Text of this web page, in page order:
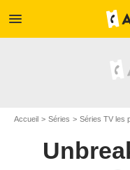
menu
Accueil Séries Séries TV les